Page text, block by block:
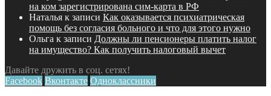
на ком зарегистрирована сим-карта в РФ
Наталья к записи Как оказывается психиатрическая
помощь без согласия больного и что для этого нужно
Ольга к записи Должны ли пенсионеры платить налог
на имущество? Как получить налоговый вычет
Давайте дружить в соц. сетях!
Facebook Вконтакте Одноклассники